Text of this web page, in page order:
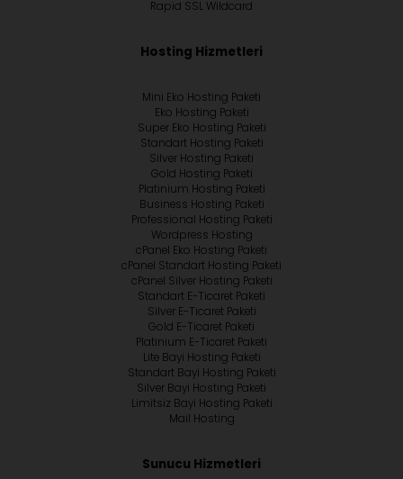
Rapid SSL Wildcard
Hosting Hizmetleri
Mini Eko Hosting Paketi
Eko Hosting Paketi
Super Eko Hosting Paketi
Standart Hosting Paketi
Silver Hosting Paketi
Gold Hosting Paketi
Platinium Hosting Paketi
Business Hosting Paketi
Professional Hosting Paketi
Wordpress Hosting
cPanel Eko Hosting Paketi
cPanel Standart Hosting Paketi
cPanel Silver Hosting Paketi
Standart E-Ticaret Paketi
Silver E-Ticaret Paketi
Gold E-Ticaret Paketi
Platinium E-Ticaret Paketi
Lite Bayi Hosting Paketi
Standart Bayi Hosting Paketi
Silver Bayi Hosting Paketi
Limitsiz Bayi Hosting Paketi
Mail Hosting
Sunucu Hizmetleri